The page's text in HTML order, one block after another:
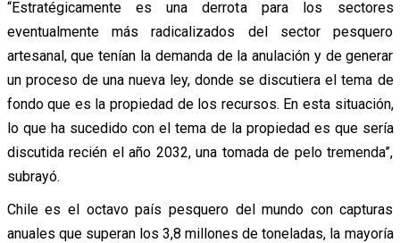
“Estratégicamente es una derrota para los sectores
eventualmente más radicalizados del sector pesquero
artesanal, que tenían la demanda de la anulación y de generar
un proceso de una nueva ley, donde se discutiera el tema de
fondo que es la propiedad de los recursos. En esta situación,
lo que ha sucedido con el tema de la propiedad es que sería
discutida recién el año 2032, una tomada de pelo tremenda”,
subrayó.
Chile es el octavo país pesquero del mundo con capturas
anuales que superan los 3,8 millones de toneladas, la mayoría